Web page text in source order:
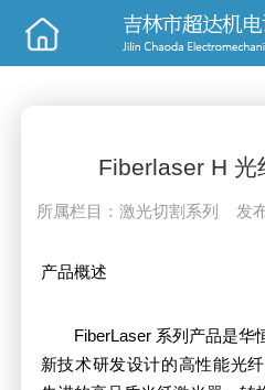
Fiberlaser H 光
所属栏目：激光切割系列 发
产品概述
FiberLaser 系列产品是华
新技术研发设计的高性能光